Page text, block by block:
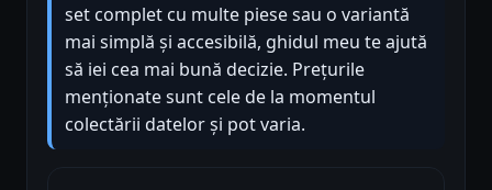
set complet cu multe piese sau o variantă
mai simplă și accesibilă, ghidul meu te ajută
să iei cea mai bună decizie. Prețurile
menționate sunt cele de la momentul
colectării datelor și pot varia.